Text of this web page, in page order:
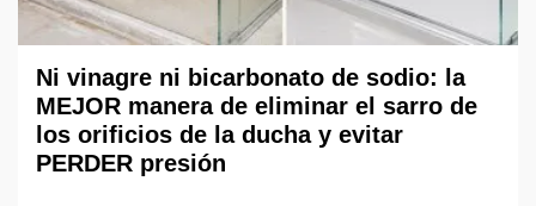
Ni vinagre ni bicarbonato de sodio: la
MEJOR manera de eliminar el sarro de
los orificios de la ducha y evitar
PERDER presión